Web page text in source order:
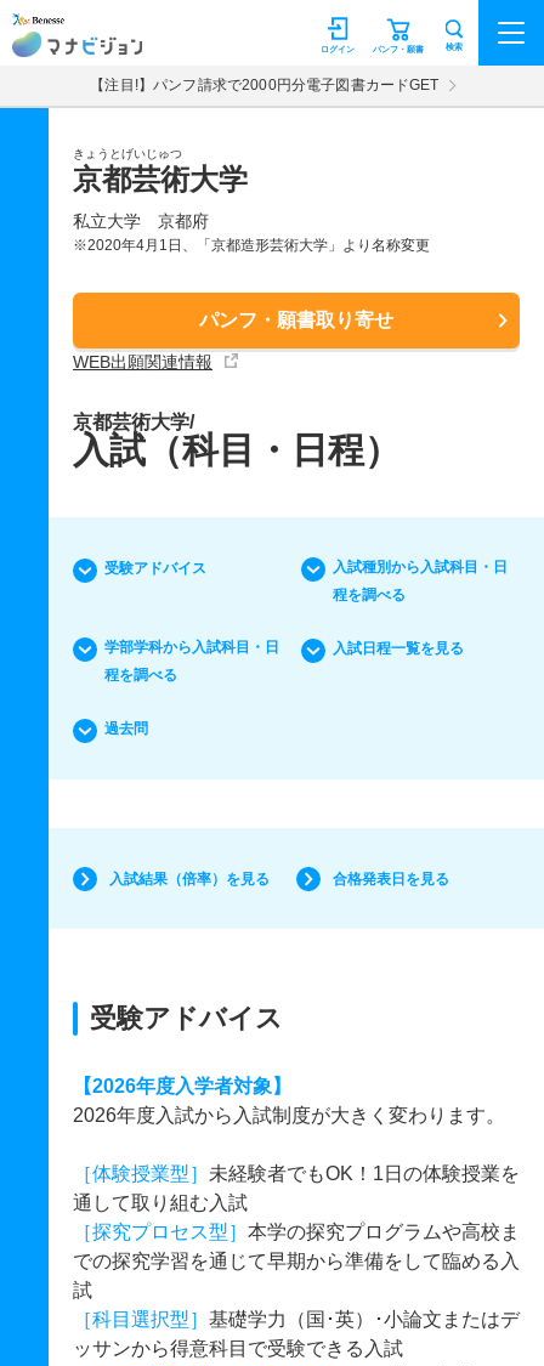
マナビジョン パンフ・願書
ログイン 検索
【注目!】パンフ請求で2000円分電子図書カードGET
きょうとげいじゅつ
京都芸術大学
私立大学 京都府
※2020年4月1日、「京都造形芸術大学」より名称変更
パンフ・願書取り寄せ
WEB出願関連情報
京都芸術大学/
入試（科目・日程）
受験アドバイス
入試種別から入試科目・日
程を調べる
学部学科から入試科目・日
程を調べる
入試日程一覧を見る
過去問
入試結果（倍率）を見る 合格発表日を見る
受験アドバイス
【2026年度入学者対象】
2026年度入試から入試制度が大きく変わります。
［体験授業型］ 未経験者でもOK！1日の体験授業を
通して取り組む入試
［探究プロセス型］ 本学の探究プログラムや高校ま
での探究学習を通じて早期から準備をして臨める入
試
［科目選択型］ 基礎学力（国･英）･小論文またはデ
ッサンから得意科目で受験できる入試